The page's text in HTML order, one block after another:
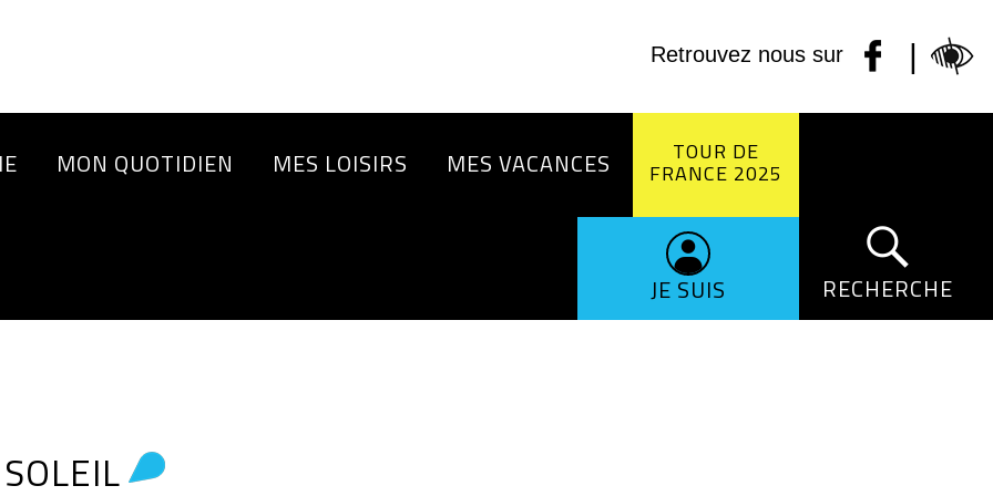
Retrouvez nous sur |
MON QUOTIDIEN MES LOISIRS MES VACANCES TOUR DE
FRANCE 2025
JE SUIS RECHERCHE